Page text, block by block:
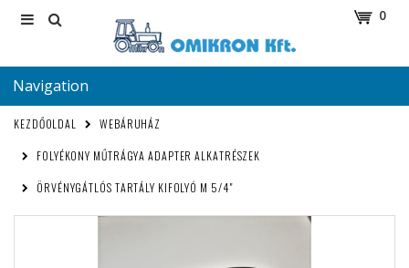
0
Navigation
KEZDŐOLDAL WEBÁRUHÁZ
FOLYÉKONY MŰTRÁGYA ADAPTER ALKATRÉSZEK
ÖRVÉNYGÁTLÓS TARTÁLY KIFOLYÓ M 5/4"